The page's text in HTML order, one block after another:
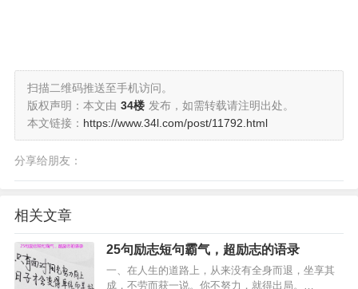
扫描二维码推送至手机访问。
版权声明：本文由 34楼 发布，如需转载请注明出处。
本文链接： https://www.34l.com/post/11792.html
分享给朋友：
相关文章
25句励志短句霸气，超励志的语录
一、在人生的道路上，从来没有全身而退，坐享其
成，不劳而获一说。你不努力，就得出局。…